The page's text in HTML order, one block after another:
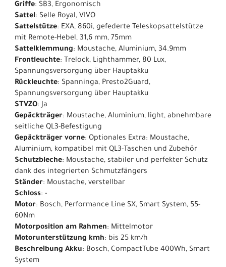
Griffe: SB3, Ergonomisch
Sattel: Selle Royal, VIVO
Sattelstütze: EXA, 860i, gefederte Teleskopsattelstütze
mit Remote-Hebel, 31,6 mm, 75mm
Sattelklemmung: Moustache, Aluminium, 34.9mm
Frontleuchte: Trelock, Lighthammer, 80 Lux,
Spannungsversorgung über Hauptakku
Rückleuchte: Spanninga, Presto2Guard,
Spannungsversorgung über Hauptakku
STVZO: Ja
Gepäckträger: Moustache, Aluminium, light, abnehmbare
seitliche QL3-Befestigung
Gepäckträger vorne: Optionales Extra: Moustache,
Aluminium, kompatibel mit QL3-Taschen und Zubehör
Schutzbleche: Moustache, stabiler und perfekter Schutz
dank des integrierten Schmutzfängers
Ständer: Moustache, verstellbar
Schloss: -
Motor: Bosch, Performance Line SX, Smart System, 55-
60Nm
Motorposition am Rahmen: Mittelmotor
Motorunterstützung kmh: bis 25 km/h
Beschreibung Akku: Bosch, CompactTube 400Wh, Smart
System